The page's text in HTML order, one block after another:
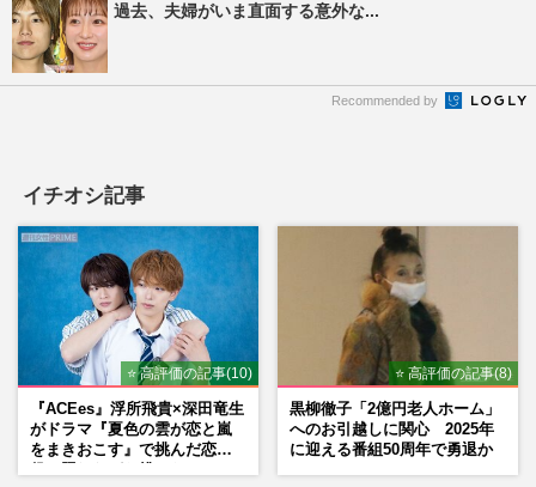
過去、夫婦がいま直面する意外な...
Recommended by
イチオシ記事
⭐ 高評価の記事(10)
『ACEes』浮所飛貴×深田竜生
がドラマ『夏色の雲が恋と嵐
をまきおこす』で挑んだ恋人
⭐ 高評価の記事(8)
黒柳徹子「2億円老人ホーム」
へのお引越しに関心 2025年
に迎える番組50周年で勇退か